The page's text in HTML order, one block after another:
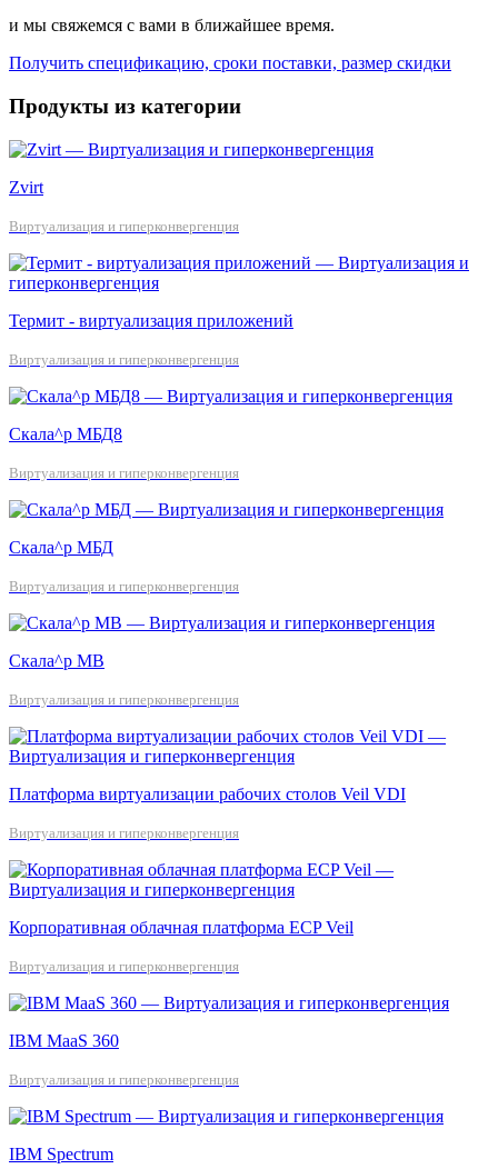
и мы свяжемся с вами в ближайшее время.
Получить спецификацию, сроки поставки, размер скидки
Продукты из категории
Zvirt
Виртуализация и гиперконвергенция
Термит - виртуализация приложений
Виртуализация и гиперконвергенция
Скала^р МБД8
Виртуализация и гиперконвергенция
Скала^р МБД
Виртуализация и гиперконвергенция
Скала^р МВ
Виртуализация и гиперконвергенция
Платформа виртуализации рабочих столов Veil VDI
Виртуализация и гиперконвергенция
Корпоративная облачная платформа ECP Veil
Виртуализация и гиперконвергенция
IBM MaaS 360
Виртуализация и гиперконвергенция
IBM Spectrum